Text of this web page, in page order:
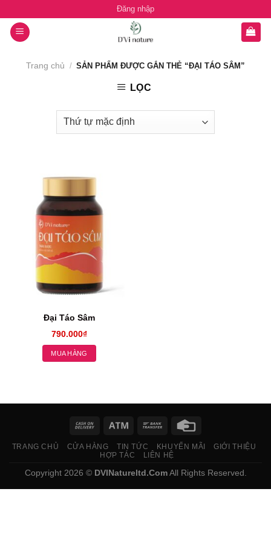
đến
nội
Đăng nhập
Trang chủ / SẢN PHẨM ĐƯỢC GẮN THẺ “ĐẠI TÁO SÂM”
LỌC
Đại Táo Sâm
790.000₫
MUA HÀNG
TRANG CHỦ CỬA HÀNG TIN TỨC KHUYẾN MÃI
GIỚI THIỆU
HỢP TÁC
LIÊN HỆ
Copyright 2026 © DVINatureltd.ComAll Rights Reserved.